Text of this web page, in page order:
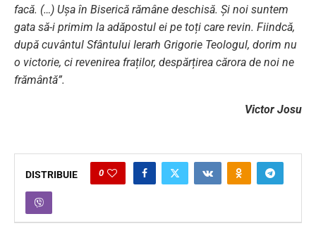
facă. (…) Ușa în Biserică rămâne deschisă. Și noi suntem
gata să-i primim la adăpostul ei pe toți care revin. Fiindcă,
după cuvântul Sfântului Ierarh Grigorie Teologul, dorim nu
o victorie, ci revenirea fraților, despărțirea cărora de noi ne
frământă”.
Victor Josu
DISTRIBUIE 0